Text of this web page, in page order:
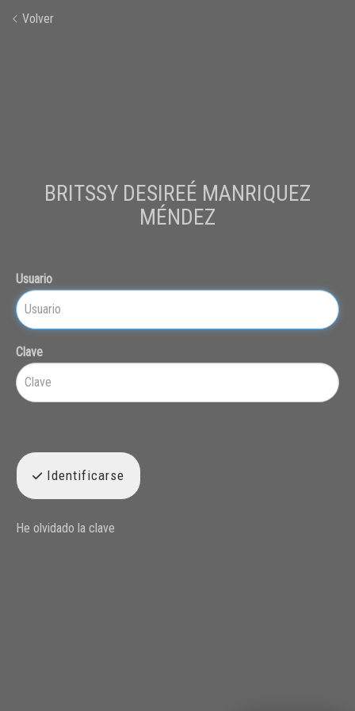
Volver
BRITSSY DESIREÉ MANRIQUEZ
MÉNDEZ
Usuario
Clave
Identificarse
He olvidado la clave